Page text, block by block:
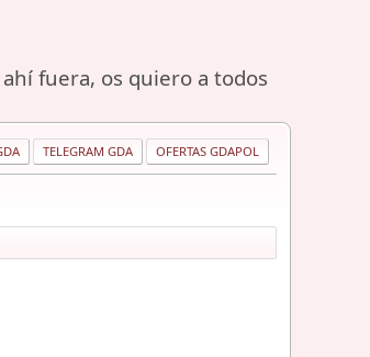
fuera, os quiero a todos
TELEGRAM GDA OFERTAS GDAPOL